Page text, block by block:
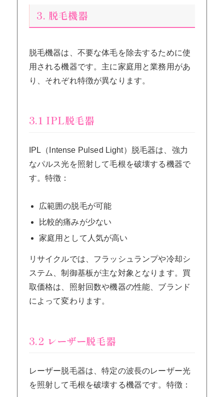
3. 脱毛機器
脱毛機器は、不要な体毛を除去するために使
用される機器です。主に家庭用と業務用があ
り、それぞれ特徴が異なります。
3.1 IPL脱毛器
IPL（Intense Pulsed Light）脱毛器は、強力
なパルス光を照射して毛根を破壊する機器で
す。特徴：
広範囲の脱毛が可能
比較的痛みが少ない
家庭用として人気が高い
リサイクルでは、フラッシュランプや冷却シ
ステム、制御基板が主な対象となります。買
取価格は、照射回数や機器の性能、ブランド
によって変わります。
3.2 レーザー脱毛器
レーザー脱毛器は、特定の波長のレーザー光
を照射して毛根を破壊する機器です。特徴：